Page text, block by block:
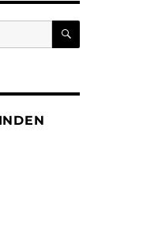
ZOEKEN